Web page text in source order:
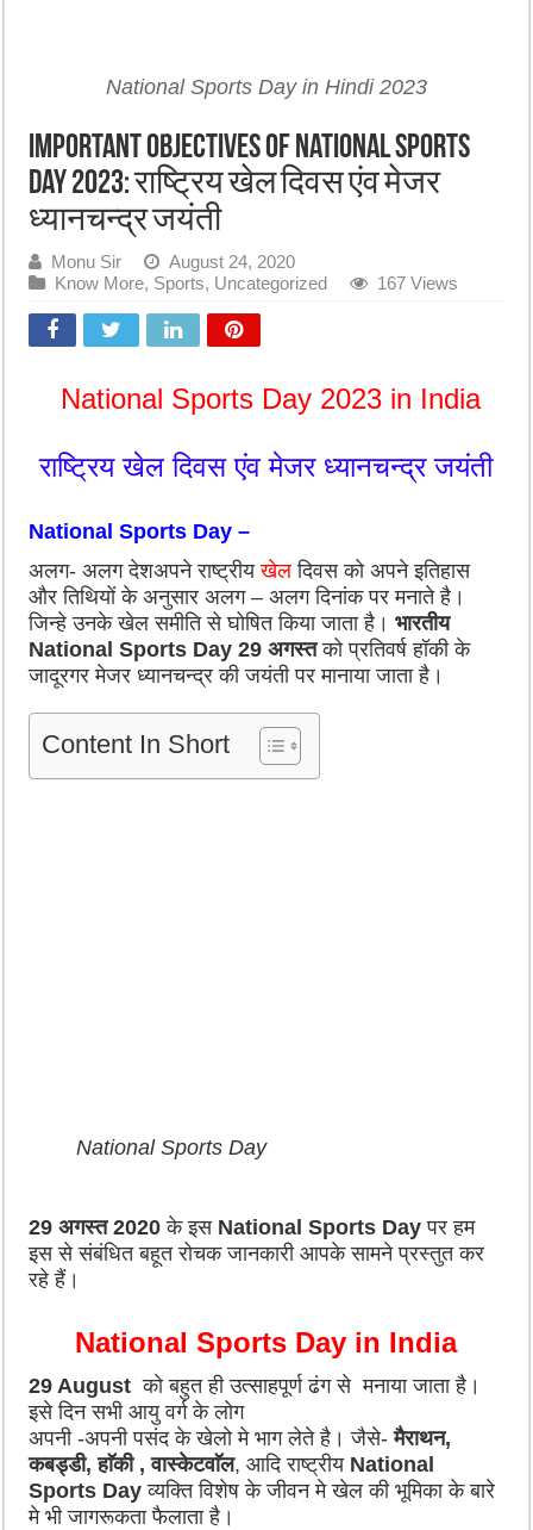
National Sports Day in Hindi 2023
Important Objectives of National Sports
Day 2023: राष्ट्रिय खेल दिवस एंव मेजर
ध्यानचन्द्र जयंती
Monu Sir
August 24, 2020
Know More, Sports, Uncategorized 167 Views
National Sports Day 2023 in India
राष्ट्रिय खेल दिवस एंव मेजर ध्यानचन्द्र जयंती
National Sports Day –
अलग- अलग देशअपने राष्ट्रीयखेलदिवस को अपने इतिहास
और तिथियों के अनुसार अलग – अलग दिनांक पर मनाते है।
जिन्हे उनके खेल समीति से घोषित किया जाता है ।भारतीय
National Sports Day29 अगस्तको प्रतिवर्ष हॉकी के
जादूरगर मेजर ध्यानचन्द्र की जयंती पर मानाया जाता है।
Content In Short
National Sports Day
29 अगस्त 2020 के इस National Sports Day पर हम
इस से संबंधित बहूत रोचक जानकारी आपके सामने प्रस्तुत कर
रहे हैं।
National Sports Day in India
29 August को बहुत ही उत्साहपूर्ण ढंग से मनाया जाता है।
इसे दिन सभी आयु वर्ग के लोग
अपनी -अपनी पसंद के खेलो मे भाग लेते है। जैसे-मैराथन,
कबड्डी,हाॅकी ,वास्केटवाॅल,आदि राष्ट्रीय National
Sports Dayव्यक्ति विशेष के जीवन मे खेल की भूमिका के बारे
मे भी जागरूकता फैलाता है।